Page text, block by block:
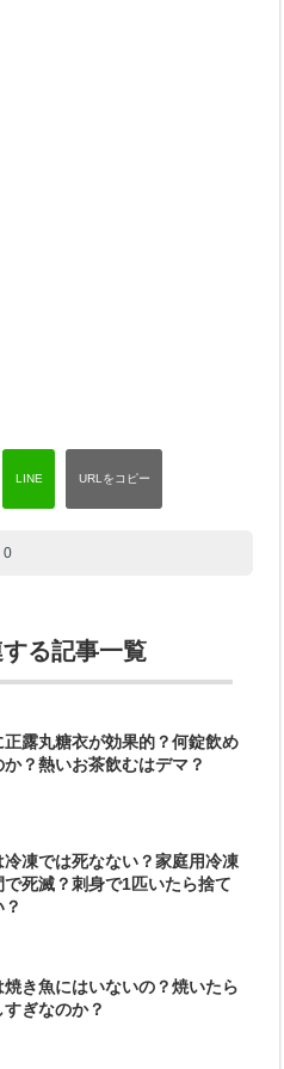
0
る記事一覧
正露丸糖衣が効果的？何錠飲め
？熱いお茶飲むはデマ？
冷凍では死なない？家庭用冷凍
で死滅？刺身で1匹いたら捨て
焼き魚にはいないの？焼いたら
ぎなのか？